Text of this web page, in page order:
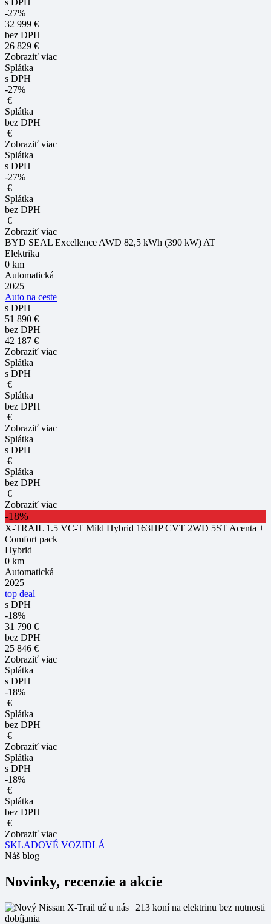
s DPH
-27%
32 999 €
bez DPH
26 829 €
Zobraziť viac
Splátka
s DPH
-27%
€
Splátka
bez DPH
€
Zobraziť viac
Splátka
s DPH
-27%
€
Splátka
bez DPH
€
Zobraziť viac
BYD SEAL Excellence AWD 82,5 kWh (390 kW) AT
Elektrika
0 km
Automatická
2025
Auto na ceste
s DPH
51 890 €
bez DPH
42 187 €
Zobraziť viac
Splátka
s DPH
€
Splátka
bez DPH
€
Zobraziť viac
Splátka
s DPH
€
Splátka
bez DPH
€
Zobraziť viac
-18%
X-TRAIL 1.5 VC-T Mild Hybrid 163HP CVT 2WD 5ST Acenta +
Comfort pack
Hybrid
0 km
Automatická
2025
top deal
s DPH
-18%
31 790 €
bez DPH
25 846 €
Zobraziť viac
Splátka
s DPH
-18%
€
Splátka
bez DPH
€
Zobraziť viac
Splátka
s DPH
-18%
€
Splátka
bez DPH
€
Zobraziť viac
SKLADOVÉ VOZIDLÁ
Náš blog
Novinky, recenzie a akcie